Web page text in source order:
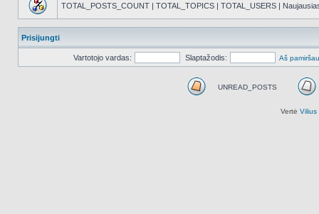
TOTAL_POSTS_COUNT | TOTAL_TOPICS | TOTAL_USERS |
Prisijungti
Vartotojo vardas: Slaptažodis: Aš
UNREAD_POSTS
Vertė Vilius